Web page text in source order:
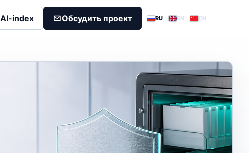
AI-index Обсудить проект RU EN CN